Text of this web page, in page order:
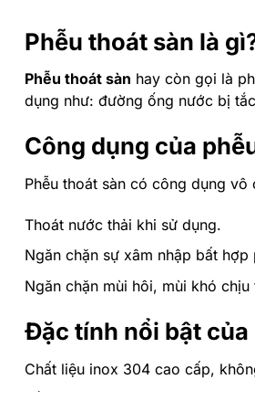
Phễu thoát sàn là
Phễu thoát sàn hay còn gọi là
dụng như: đường ống nước bị
Công dụng của
Phễu thoát sàn có công dụng
Thoát nước thải khi sử dụng.
Ngăn chặn sự xâm nhập bất
Ngăn chặn mùi hôi, mùi khó
Đặc tính nổi bật
Chất liệu inox 304 cao cấp,